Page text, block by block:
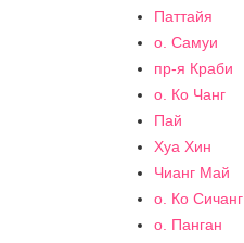
Паттайя
о. Самуи
пр-я Краби
о. Ко Чанг
Пай
Хуа Хин
Чианг Май
о. Ко Сичанг
о. Панган